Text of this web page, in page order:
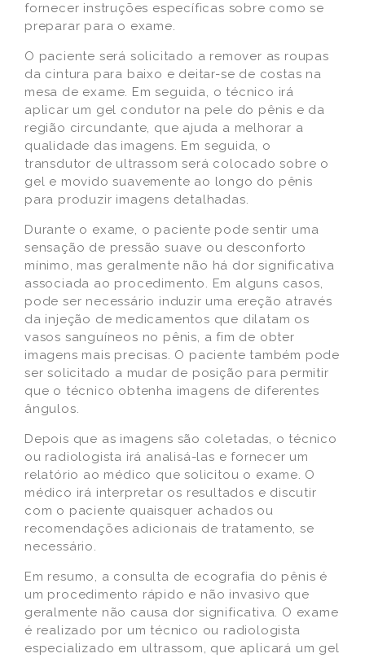
fornecer instruções específicas sobre como se
preparar para o exame.
O paciente será solicitado a remover as roupas
da cintura para baixo e deitar-se de costas na
mesa de exame. Em seguida, o técnico irá
aplicar um gel condutor na pele do pênis e da
região circundante, que ajuda a melhorar a
qualidade das imagens. Em seguida, o
transdutor de ultrassom será colocado sobre o
gel e movido suavemente ao longo do pênis
para produzir imagens detalhadas.
Durante o exame, o paciente pode sentir uma
sensação de pressão suave ou desconforto
mínimo, mas geralmente não há dor significativa
associada ao procedimento. Em alguns casos,
pode ser necessário induzir uma ereção através
da injeção de medicamentos que dilatam os
vasos sanguíneos no pênis, a fim de obter
imagens mais precisas. O paciente também pode
ser solicitado a mudar de posição para permitir
que o técnico obtenha imagens de diferentes
ângulos.
Depois que as imagens são coletadas, o técnico
ou radiologista irá analisá-las e fornecer um
relatório ao médico que solicitou o exame. O
médico irá interpretar os resultados e discutir
com o paciente quaisquer achados ou
recomendações adicionais de tratamento, se
necessário.
Em resumo, a consulta de ecografia do pênis é
um procedimento rápido e não invasivo que
geralmente não causa dor significativa. O exame
é realizado por um técnico ou radiologista
especializado em ultrassom, que aplicará um gel